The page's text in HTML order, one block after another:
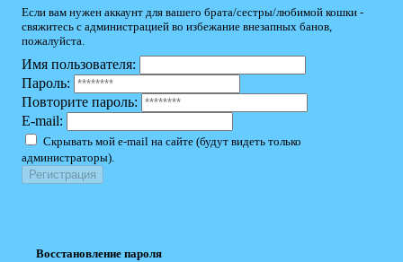
Если вам нужен аккаунт для вашего брата/сестры/любимой кошки -
свяжитесь с администрацией во избежание внезапных банов,
пожалуйста.
Имя пользователя:
Пароль:
Повторите пароль:
E-mail:
Скрывать мой e-mail на сайте (будут видеть только
администраторы).
Восстановление пароля